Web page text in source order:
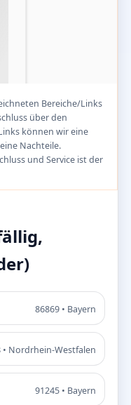
Bereiche/Links
über den
können wir eine
Nachteile.
und Service ist der
86869 • Bayern
• Nordrhein-Westfalen
91245 • Bayern